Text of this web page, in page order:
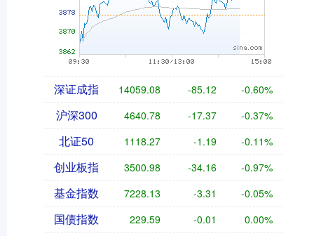
深证成指 14059.08 -85.12 -0.60%
沪深300 4640.78 -17.37 -0.37%
北证50 1118.27 -1.19 -0.11%
创业板指 3500.98 -34.16 -0.97%
基金指数 7228.13 -3.31 -0.05%
国债指数 229.59 -0.01 0.00%